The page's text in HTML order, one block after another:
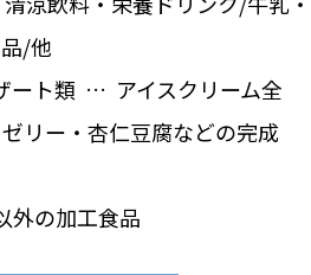
/他
ート類 … アイスクリーム全
リー・杏仁豆腐などの完成
の加工食品